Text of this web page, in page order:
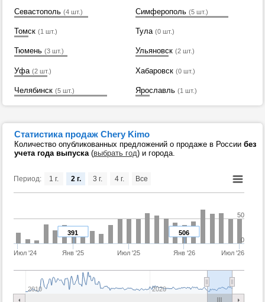
Севастополь (4 шт.) Симферополь (5 шт.)
Томск (1 шт.) Тула (0 шт.)
Тюмень (3 шт.) Ульяновск (2 шт.)
Уфа (2 шт.) Хабаровск (0 шт.)
Челябинск (5 шт.) Ярославль (1 шт.)
Статистика продаж Chery Kimo
Количество опубликованных предложений о продаже в России без
учета года выпуска(выбрать год) и города.
Период:
506
391
Июл '24 Янв '25 Июл '25 Янв '26 Июл '26
2010 2020
0
50
1 г. 2 г. 3 г. 4 г. Все